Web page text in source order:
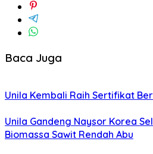
Baca Juga
Unila Kembali Raih Sertifikat
Unila Gandeng Naysor Korea
Biomassa Sawit Rendah Abu